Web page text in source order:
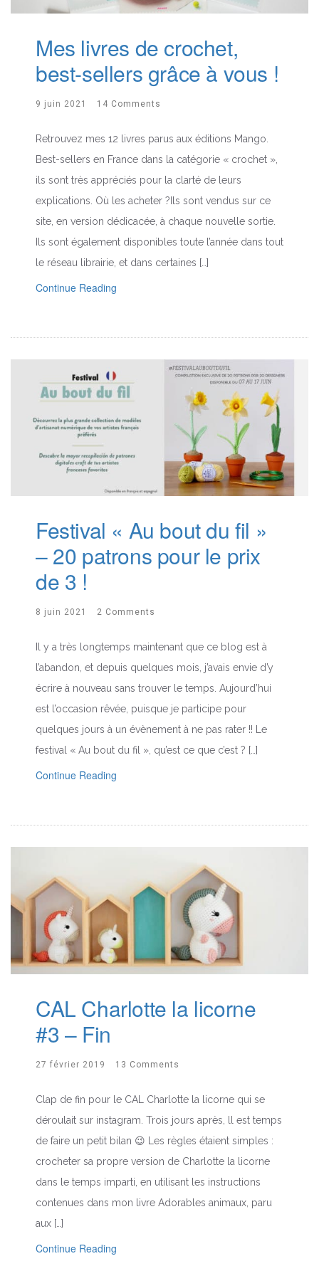
Mes livres de crochet,
best-sellers grâce à vous !
9 juin 2021 14 Comments
Retrouvez mes 12 livres parus aux éditions Mango.
Best-sellers en France dans la catégorie « crochet »,
ils sont très appréciés pour la clarté de leurs
explications. Où les acheter ?Ils sont vendus sur ce
site, en version dédicacée, à chaque nouvelle sortie.
Ils sont également disponibles toute l’année dans tout
le réseau librairie, et dans certaines […]
Continue Reading
Festival « Au bout du fil »
– 20 patrons pour le prix
de 3 !
8 juin 2021 2 Comments
Il y a très longtemps maintenant que ce blog est à
l’abandon, et depuis quelques mois, j’avais envie d’y
écrire à nouveau sans trouver le temps. Aujourd’hui
est l’occasion rêvée, puisque je participe pour
quelques jours à un évènement à ne pas rater !! Le
festival « Au bout du fil », qu’est ce que c’est ? […]
Continue Reading
CAL Charlotte la licorne
#3 – Fin
27 février 2019 13 Comments
Clap de fin pour le CAL Charlotte la licorne qui se
déroulait sur instagram. Trois jours après, ll est temps
de faire un petit bilan 😉 Les règles étaient simples :
crocheter sa propre version de Charlotte la licorne
dans le temps imparti, en utilisant les instructions
contenues dans mon livre Adorables animaux, paru
aux […]
Continue Reading